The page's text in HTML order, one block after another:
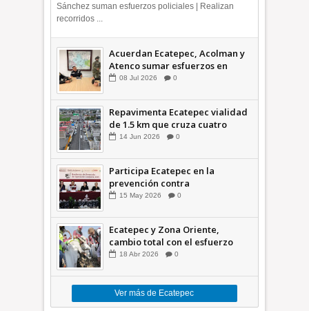
Sánchez suman esfuerzos policiales | Realizan
recorridos ...
Acuerdan Ecatepec, Acolman y
Atenco sumar esfuerzos en
seguridad
08 Jul 2026 0
Repavimenta Ecatepec vialidad
de 1.5 km que cruza cuatro
comunidades +Video
14 Jun 2026 0
Participa Ecatepec en la
prevención contra
inundaciones en el Valle de
15 May 2026 0
Ecatepec y Zona Oriente,
cambio total con el esfuerzo
conjunto: Azucena; retiran 21
18 Abr 2026 0
Ver más de Ecatepec